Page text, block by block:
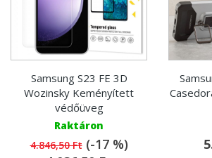
Samsung S23 FE 3D
Wozinsky Keményített
védőüveg
Raktáron
4.846,50 Ft(-17 %)